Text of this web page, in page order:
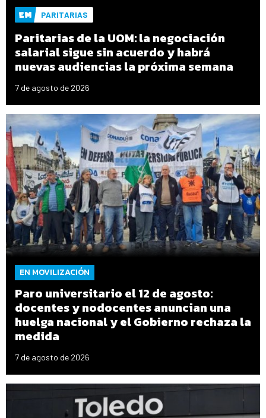
PARITARIAS
Paritarias de la UOM: la negociación
salarial sigue sin acuerdo y habrá
nuevas audiencias la próxima semana
7 de agosto de 2026
EN MOVILIZACIÓN
Paro universitario el 12 de agosto:
docentes y nodocentes anuncian una
huelga nacional y el Gobierno rechaza la
medida
7 de agosto de 2026